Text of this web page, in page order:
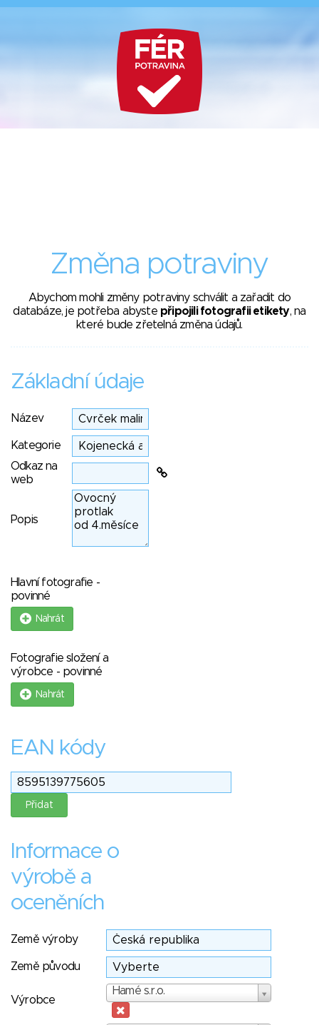
Změna potraviny
Abychom mohli změny potraviny schválit a zařadit do
databáze, je potřeba abyste připojili fotografii etikety, na
které bude zřetelná změna údajů.
Základní údaje
Název
Kategorie
Odkaz na
web
Popis
Hlavní fotografie -
povinné
Nahrát
Fotografie složení a
výrobce - povinné
Nahrát
EAN kódy
Informace o
výrobě a
oceněních
Země výroby
Země původu
Výrobce
Hamé s.r.o.
Výrobce